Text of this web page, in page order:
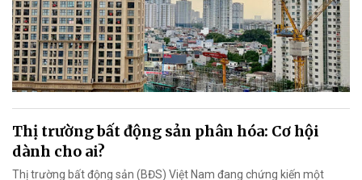
Thị trường bất động sản phân hóa: Cơ hội
dành cho ai?
Thị trường bất động sản (BĐS) Việt Nam đang chứng kiến một